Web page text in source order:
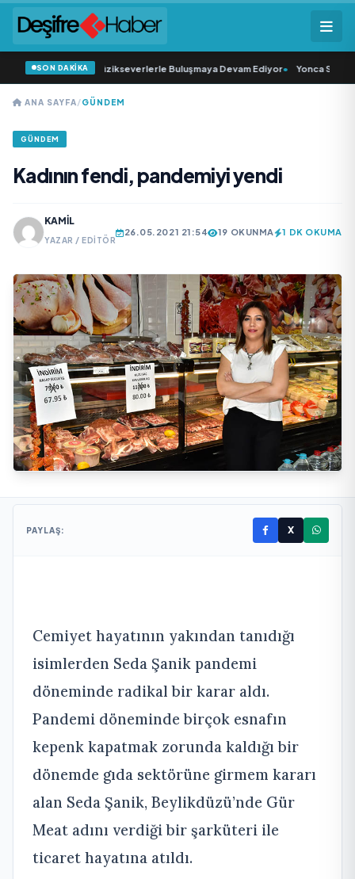
SON DAKİKA
Konser Serisi Müzikseverlerle Buluşmaya Devam Ediyor• Yonca Samlı
ANA SAYFA/GÜNDEM
GÜNDEM
Kadının fendi, pandemiyi yendi
KAMIL
YAZAR / EDITÖR
26.05.2021 21:54 19 OKUNMA 1 DK OKUMA
PAYLAŞ: X
Cemiyet hayatının yakından tanıdığı
isimlerden Seda Şanik pandemi
döneminde radikal bir karar aldı.
Pandemi döneminde birçok esnafın
kepenk kapatmak zorunda kaldığı bir
dönemde gıda sektörüne girmem kararı
alan Seda Şanik, Beylikdüzü’nde Gür
Meat adını verdiği bir şarküteri ile
ticaret hayatına atıldı.